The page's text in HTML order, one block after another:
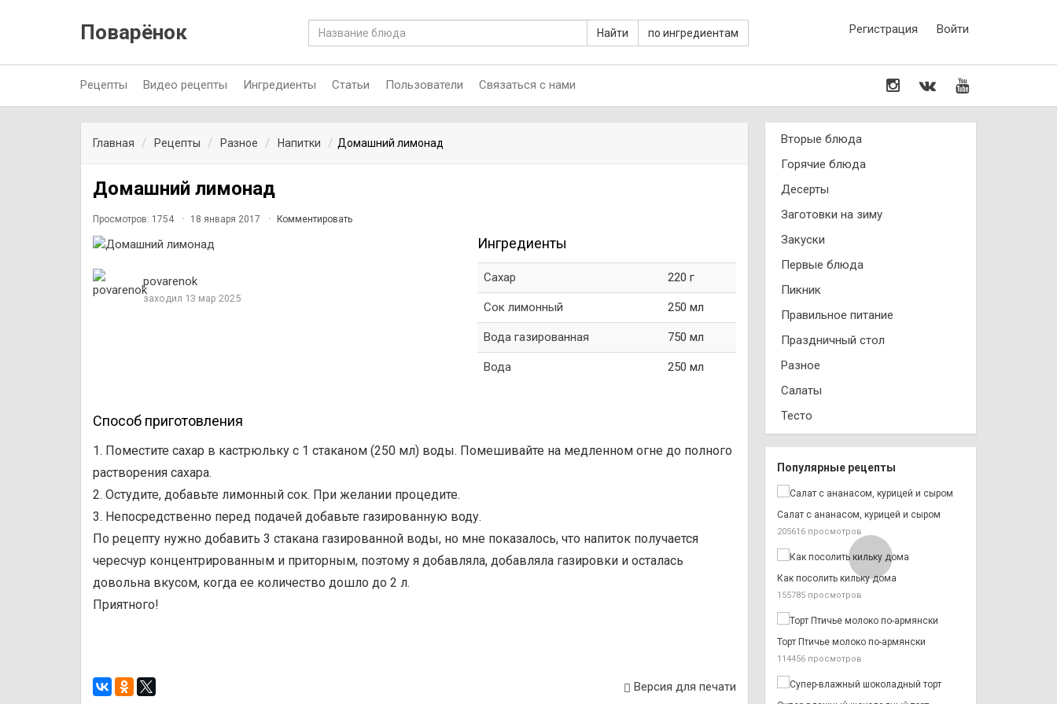
Поварёнок Найти по ингредиентам Регистрация Войти
Рецепты Видео рецепты Ингредиенты Статьи Пользователи Связаться с нами
Главная Рецепты Разное Напитки Домашний лимонад
Домашний лимонад
Просмотров: 1754 18 января 2017 Комментировать
povarenok
заходил 13 мар 2025
Ингредиенты
Сахар 220 г
Сок лимонный 250 мл
Вода газированная 750 мл
Вода 250 мл
Способ приготовления
1. Поместите сахар в кастрюльку с 1 стаканом (250 мл) воды. Помешивайте на медленном огне до полного
растворения сахара.
2. Остудите, добавьте лимонный сок. При желании процедите.
3. Непосредственно перед подачей добавьте газированную воду.
По рецепту нужно добавить 3 стакана газированной воды, но мне показалось, что напиток получается
чересчур концентрированным и приторным, поэтому я добавляла, добавляла газировки и осталась
довольна вкусом, когда ее количество дошло до 2 л.
Приятного!
Версия для печати
Вторые блюда
Горячие блюда
Десерты
Заготовки на зиму
Закуски
Первые блюда
Пикник
Правильное питание
Праздничный стол
Разное
Салаты
Тесто
Популярные рецепты
Салат с ананасом, курицей и сыром
205616 просмотров
Как посолить кильку дома
155785 просмотров
Торт Птичье молоко по-армянски
114456 просмотров